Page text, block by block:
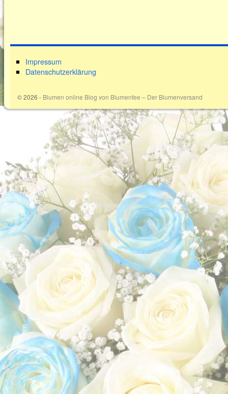
Impressum
Datenschutzerklärung
© 2026 - Blumen online Blog von Blumenfee – Der Blumenversand